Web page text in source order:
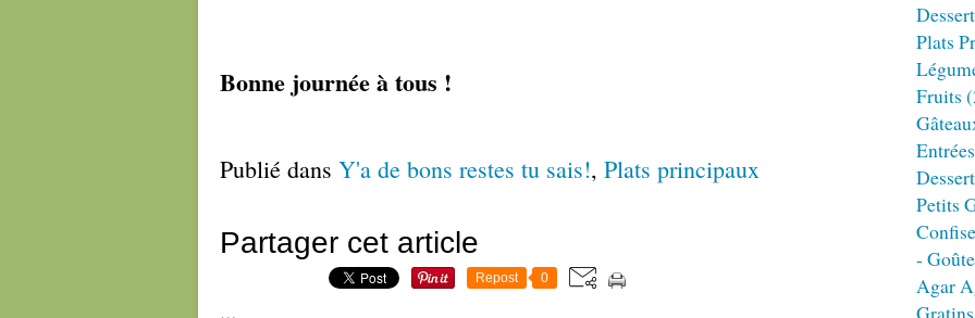
Bonne journée à tous !
Publié dans Y'a de bons restes tu sais!, Plats principaux
Partager cet article
Repost 0
…
Plats
Fruits
Petits
-
Agar